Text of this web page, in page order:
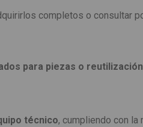
completos o consultar
para piezas o reutilización
técnico, cumpliendo con